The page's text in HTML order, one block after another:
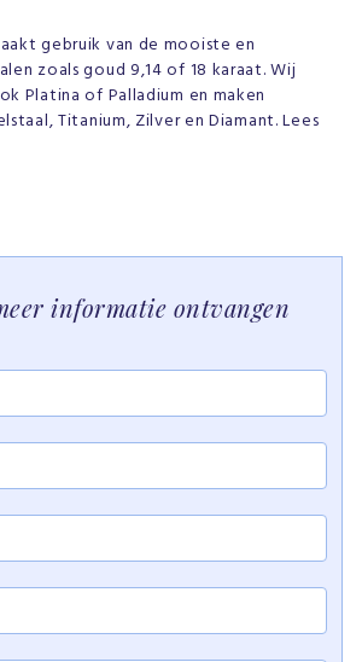
gebruik van de mooiste en
zoals goud 9,14 of 18 karaat. Wij
Platina of Palladium en maken
Titanium, Zilver en Diamant. Lees
informatie ontvangen